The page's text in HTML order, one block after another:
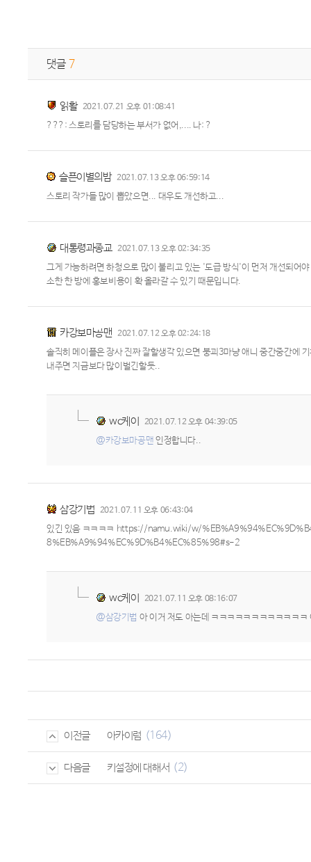
댓글 7
읽활 2021.07.21 오후 01:08:41
???: 스토리를 담당하는 부서가 없어,.... 나: ?
슬픈이별의밤 2021.07.13 오후 06:59:14
스토리 작가들 많이 뽑았으면... 대우도 개선하고...
대통령과종교 2021.07.13 오후 02:34:35
그게 가능하려면 하청으로 많이 불리고 있는 '도급 방식'이 먼저 개선되어
소한 한 방에 홍보비용이 확 올라갈 수 있기 때문입니다.
카강보마공맨 2021.07.12 오후 02:24:18
솔직히 메이플은 장사 진짜 잘할생각 있으면 붕괴3마냥 애니 중간중간에
내주면 지금보다 많이벌긴할듯..
wc케이 2021.07.12 오후 04:39:05
@카강보마공맨 인정합니다..
삼강기법 2021.07.11 오후 06:43:04
있긴 있음 ㅋㅋㅋㅋ https://namu.wiki/w/
8%EB%A9%94%EC%9D%B4%EC%85%98#s-2
wc케이 2021.07.11 오후 08:16:07
@삼강기법 아 이거 저도 아는데 ㅋㅋㅋㅋㅋㅋㅋㅋㅋㅋㅋ
이전글 아카이럼 (164)
다음글 키설정에 대해서 (2)